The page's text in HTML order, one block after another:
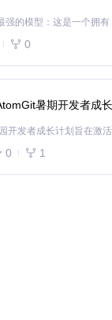
绍
的启动脚本，负责
定的 Android 设备或
的 APK 文件到设备
状态，生成 UI 转换图
果输出到指定的目录
0
暑期开发者成
0 1